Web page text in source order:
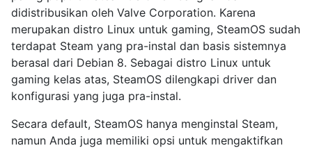
didistribusikan oleh Valve Corporation. Karena
merupakan distro Linux untuk gaming, SteamOS sudah
terdapat Steam yang pra-instal dan basis sistemnya
berasal dari Debian 8. Sebagai distro Linux untuk
gaming kelas atas, SteamOS dilengkapi driver dan
konfigurasi yang juga pra-instal.
Secara default, SteamOS hanya menginstal Steam,
namun Anda juga memiliki opsi untuk mengaktifkan